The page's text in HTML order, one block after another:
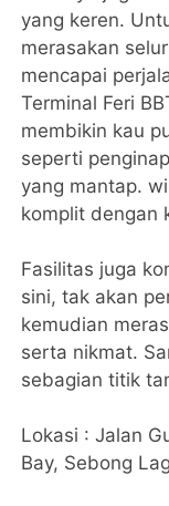
yang keren.
merasakan
mencapai
Terminal Feri
membikin kau
seperti
yang mantap.
komplit dengan
Fasilitas juga
sini, tak akan
kemudian
serta nikmat.
sebagian titik
Lokasi : Jalan
Bay, Sebong